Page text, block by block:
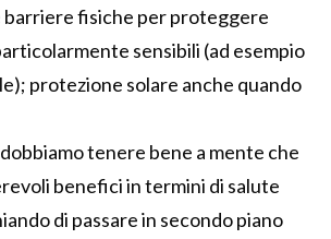
barriere fisiche per proteggere
sensibili (ad esempio
protezione solare anche quando
tenere bene a mente che
benefici in termini di salute
di passare in secondo piano